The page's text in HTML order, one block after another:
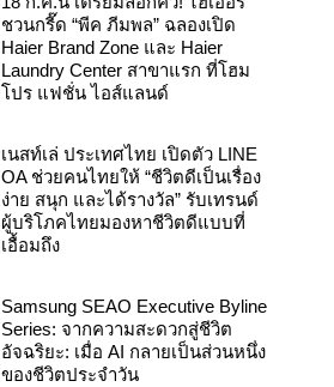
ชวนกรี๊ด “พีค ภีมพล” ฉลองเปิด
Haier Brand Zone และ Haier
Laundry Center สาขาแรก ที่โฮม
โปร แฟชั่น ไอส์แลนด์
เนสท์เล่ ประเทศไทย เปิดตัว LINE
OA ช่วยคนไทยให้ “ชีวิตดีเป็นเรื่อง
ง่าย สนุก และได้รางวัล” รับเทรนด์
ผู้บริโภคไทยมองหาชีวิตดีแบบที่
เอื้อมถึง
Samsung SEAO Executive Byline
Series: จากความสะดวกสู่ชีวิต
อัจฉริยะ: เมื่อ AI กลายเป็นส่วนหนึ่ง
ของชีวิตประจำวัน